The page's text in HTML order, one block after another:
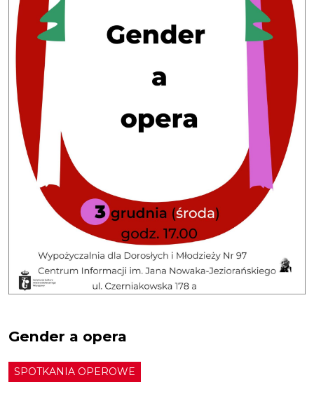
Gender a opera
SPOTKANIA OPEROWE